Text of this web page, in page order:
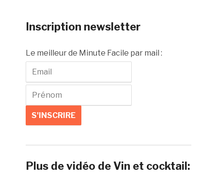
Inscription newsletter
Le meilleur de Minute Facile par mail :
Plus de vidéo de Vin et cocktail: